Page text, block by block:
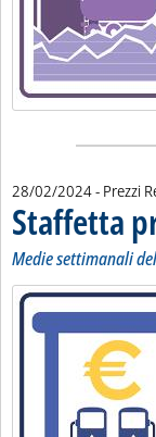
Lista allegati
28/02/2024- Prezzi
Staffetta
Medie settimanali